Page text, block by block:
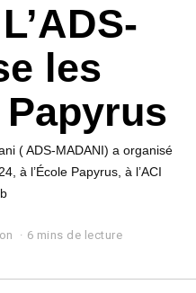
les
Papyrus
( ADS-MADANI) a organisé
à l’École Papyrus, à l’ACI
6 mins de lecture